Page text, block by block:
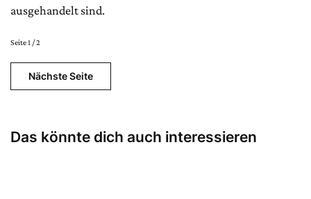
ausgehandelt sind.
Seite 1 / 2
Nächste Seite
Das könnte dich auch interessieren